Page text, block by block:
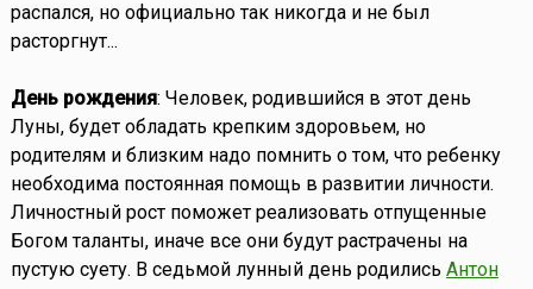
распался, но официально так никогда и не был
расторгнут...
День рождения: Человек, родившийся в этот день
Луны, будет обладать крепким здоровьем, но
родителям и близким надо помнить о том, что ребенку
необходима постоянная помощь в развитии личности.
Личностный рост поможет реализовать отпущенные
Богом таланты, иначе все они будут растрачены на
пустую суету. В седьмой лунный день родились Антон